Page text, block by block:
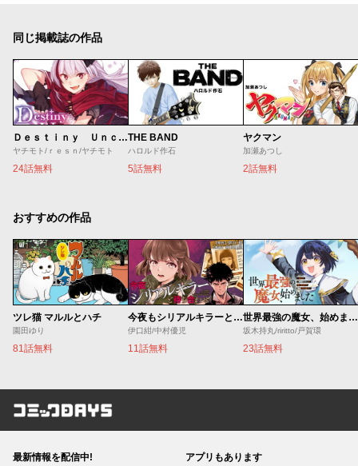
同じ掲載誌の作品
Ｄｅｓｔｉｎｙ Ｕｎｃｈａｉｎ Ｏｎｌｉｎｅ 吸血鬼少女となって、やがて『赤の魔王』と呼ばれるようになりました
ヤチモト/ｒｅｓｎ/ヤチモト
24話無料
THE BAND
ハロルド作石
5話無料
ヤクマン
加瀬あつし
2話無料
おすすめの作品
ツレ猫 マルルとハチ
園田ゆり
81話無料
今夜もシリアルキラーと待ち合わせ
伊口紺/中村優児
11話無料
世界最強の魔女、始めました ～私だけ『攻略サイト』を見れる世界で自由に生きます～
坂木持丸/riritto/戸賀環
23話無料
コミックDAYS
最新情報を配信中! アプリもあります